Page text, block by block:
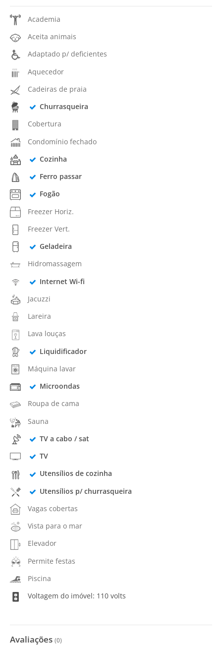
Academia
Aceita animais
Adaptado p/ deficientes
Aquecedor
Cadeiras de praia
Churrasqueira
Cobertura
Condomínio fechado
Cozinha
Ferro passar
Fogão
Freezer Horiz.
Freezer Vert.
Geladeira
Hidromassagem
Internet Wi-fi
Jacuzzi
Lareira
Lava louças
Liquidificador
Máquina lavar
Microondas
Roupa de cama
Sauna
TV a cabo / sat
TV
Utensílios de cozinha
Utensílios p/ churrasqueira
Vagas cobertas
Vista para o mar
Elevador
Permite festas
Piscina
Voltagem do imóvel: 110 volts
Avaliações (0)